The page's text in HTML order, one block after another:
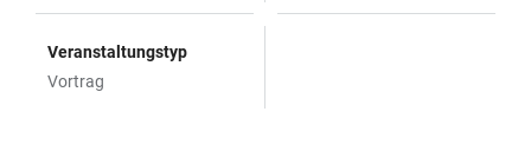
Veranstaltungstyp
Vortrag